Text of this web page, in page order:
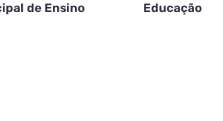
de Ensino
Educação